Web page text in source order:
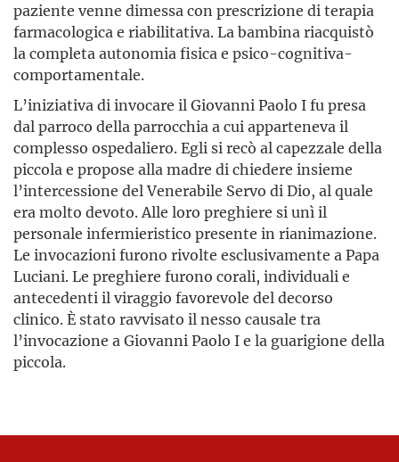
paziente venne dimessa con prescrizione di terapia
farmacologica e riabilitativa. La bambina riacquistò
la completa autonomia fisica e psico-cognitiva-
comportamentale.
L’iniziativa di invocare il Giovanni Paolo I fu presa
dal parroco della parrocchia a cui apparteneva il
complesso ospedaliero. Egli si recò al capezzale della
piccola e propose alla madre di chiedere insieme
l’intercessione del Venerabile Servo di Dio, al quale
era molto devoto. Alle loro preghiere si unì il
personale infermieristico presente in rianimazione.
Le invocazioni furono rivolte esclusivamente a Papa
Luciani. Le preghiere furono corali, individuali e
antecedenti il viraggio favorevole del decorso
clinico. È stato ravvisato il nesso causale tra
l’invocazione a Giovanni Paolo I e la guarigione della
piccola.